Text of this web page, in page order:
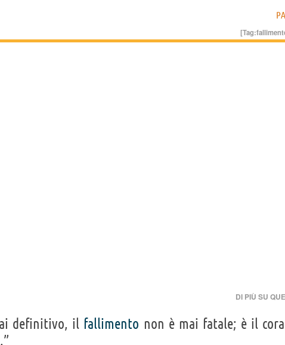
[Tag:
DI PIÙ SU
definitivo, il fallimento non è mai fatale; è il